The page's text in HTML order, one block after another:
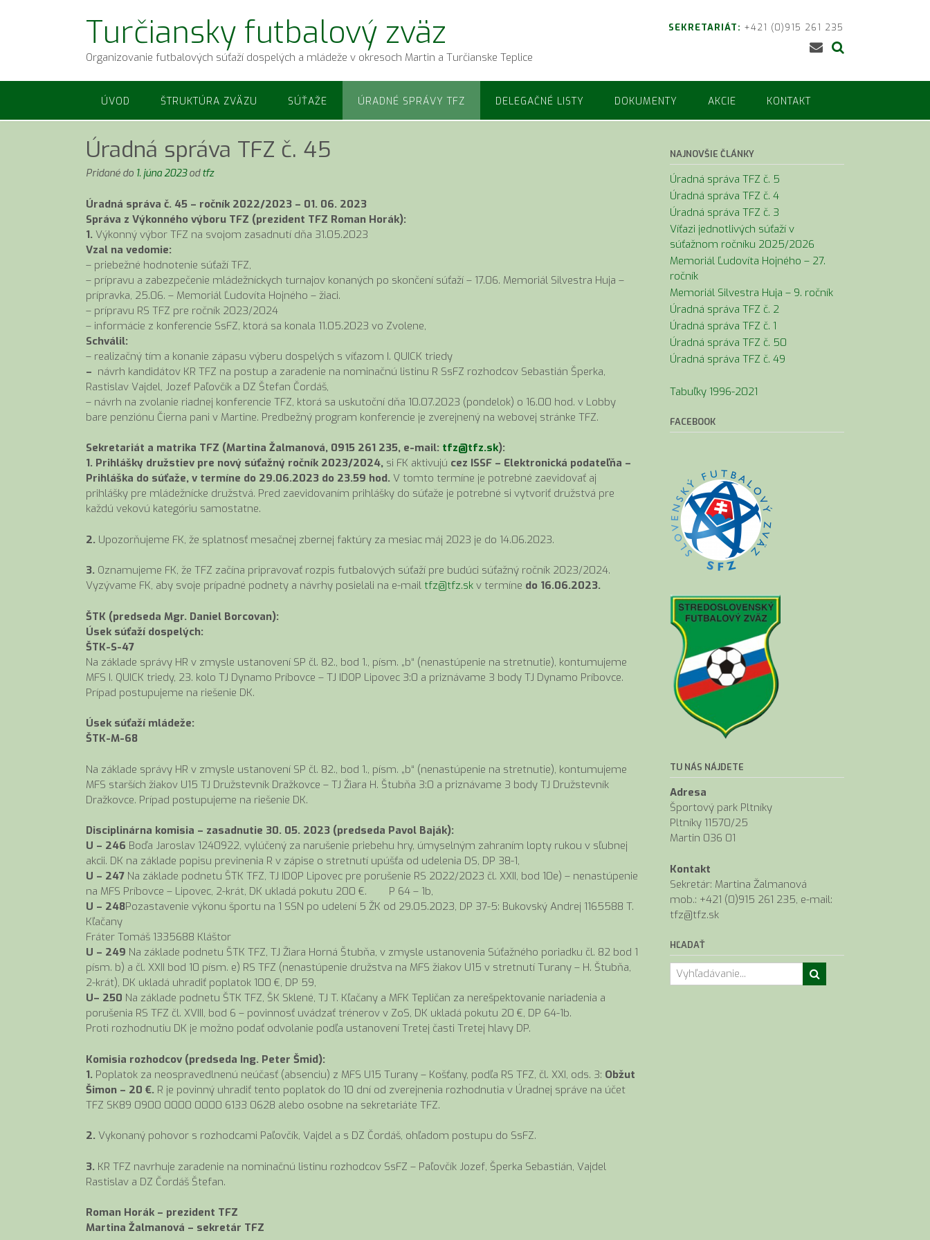
Turčiansky futbalový zväz
Organizovanie futbalových súťaží dospelých a mládeže v okresoch Martin a Turčianske Teplice
SEKRETARIÁT: +421 (0)915 261 235
ÚVOD ŠTRUKTÚRA ZVÄZU SÚŤAŽE ÚRADNÉ SPRÁVY TFZ DELEGAČNÉ LISTY DOKUMENTY AKCIE KONTAKT
Úradná správa TFZ č. 45
Pridané do 1. júna 2023odtfz
Úradná správa č. 45 – ročník 2022/2023 – 01. 06. 2023
Správa z Výkonného výboru TFZ (prezident TFZ Roman Horák):
1. Výkonný výbor TFZ na svojom zasadnutí dňa 31.05.2023
Vzal na vedomie:
– priebežné hodnotenie súťaží TFZ,
– prípravu a zabezpečenie mládežníckych turnajov konaných po skončení súťaží – 17.06. Memoriál Silvestra Huja –
prípravka, 25.06. – Memoriál Ľudovíta Hojného – žiaci.
– prípravu RS TFZ pre ročník 2023/2024
– informácie z konferencie SsFZ, ktorá sa konala 11.05.2023 vo Zvolene,
Schválil:
– realizačný tím a konanie zápasu výberu dospelých s víťazom I. QUICK triedy
– návrh kandidátov KR TFZ na postup a zaradenie na nominačnú listinu R SsFZ rozhodcov Sebastián Šperka,
Rastislav Vajdel, Jozef Paľovčík a DZ Štefan Čordáš,
– návrh na zvolanie riadnej konferencie TFZ, ktorá sa uskutoční dňa 10.07.2023 (pondelok) o 16.00 hod. v Lobby
bare penziónu Čierna pani v Martine. Predbežný program konferencie je zverejnený na webovej stránke TFZ.
Sekretariát a matrika TFZ (Martina Žalmanová, 0915 261 235, e-mail: tfz@tfz.sk):
1. Prihlášky družstiev pre nový súťažný ročník 2023/2024, si FK aktivujú cez ISSF – Elektronická podateľňa –
Prihláška do súťaže, v termíne do 29.06.2023 do 23.59 hod. V tomto termíne je potrebné zaevidovať aj
prihlášky pre mládežnícke družstvá. Pred zaevidovaním prihlášky do súťaže je potrebné si vytvoriť družstvá pre
každú vekovú kategóriu samostatne.
2. Upozorňujeme FK, že splatnosť mesačnej zbernej faktúry za mesiac máj 2023 je do 14.06.2023.
3. Oznamujeme FK, že TFZ začína pripravovať rozpis futbalových súťaží pre budúci súťažný ročník 2023/2024.
Vyzývame FK, aby svoje prípadné podnety a návrhy posielali na e-mail tfz@tfz.sk v termíne do 16.06.2023.
ŠTK (predseda Mgr. Daniel Borcovan):
Úsek súťaží dospelých:
ŠTK-S-47
Na základe správy HR v zmysle ustanovení SP čl. 82., bod 1., písm. „b“ (nenastúpenie na stretnutie), kontumujeme
MFS I. QUICK triedy, 23. kolo TJ Dynamo Príbovce – TJ IDOP Lipovec 3:0 a priznávame 3 body TJ Dynamo Príbovce.
Prípad postupujeme na riešenie DK.
Úsek súťaží mládeže:
ŠTK-M-68
Na základe správy HR v zmysle ustanovení SP čl. 82., bod 1., písm. „b“ (nenastúpenie na stretnutie), kontumujeme
MFS starších žiakov U15 TJ Družstevník Dražkovce – TJ Žiara H. Štubňa 3:0 a priznávame 3 body TJ Družstevník
Dražkovce. Prípad postupujeme na riešenie DK.
Disciplinárna komisia – zasadnutie 30. 05. 2023 (predseda Pavol Baják):
U – 246 Boďa Jaroslav 1240922, vylúčený za narušenie priebehu hry, úmyselným zahraním lopty rukou v sľubnej
akcii. DK na základe popisu previnenia R v zápise o stretnutí upúšťa od udelenia DS, DP 38-1,
U – 247 Na základe podnetu ŠTK TFZ, TJ IDOP Lipovec pre porušenie RS 2022/2023 čl. XXII, bod 10e) – nenastúpenie
na MFS Príbovce – Lipovec, 2-krát, DK ukladá pokutu 200 €. P 64 – 1b,
U – 248Pozastavenie výkonu športu na 1 SSN po udelení 5 ŽK od 29.05.2023, DP 37-5: Bukovský Andrej 1165588 T.
Kľačany
Fráter Tomáš 1335688 Kláštor
U – 249 Na základe podnetu ŠTK TFZ, TJ Žiara Horná Štubňa, v zmysle ustanovenia Súťažného poriadku čl. 82 bod 1
písm. b) a čl. XXII bod 10 písm. e) RS TFZ (nenastúpenie družstva na MFS žiakov U15 v stretnutí Turany – H. Štubňa,
2-krát), DK ukladá uhradiť poplatok 100 €, DP 59,
U– 250 Na základe podnetu ŠTK TFZ, ŠK Sklené, TJ T. Kľačany a MFK Tepličan za nerešpektovanie nariadenia a
porušenia RS TFZ čl. XVIII, bod 6 – povinnosť uvádzať trénerov v ZoS, DK ukladá pokutu 20 €, DP 64-1b.
Proti rozhodnutiu DK je možno podať odvolanie podľa ustanovení Tretej časti Tretej hlavy DP.
Komisia rozhodcov (predseda Ing. Peter Šmid):
1. Poplatok za neospravedlnenú neúčasť (absenciu) z MFS U15 Turany – Košťany, podľa RS TFZ, čl. XXI, ods. 3: Obžut
Šimon – 20 €. R je povinný uhradiť tento poplatok do 10 dní od zverejnenia rozhodnutia v Úradnej správe na účet
TFZ SK89 0900 0000 0000 6133 0628 alebo osobne na sekretariáte TFZ.
2. Vykonaný pohovor s rozhodcami Paľovčík, Vajdel a s DZ Čordáš, ohľadom postupu do SsFZ.
3. KR TFZ navrhuje zaradenie na nominačnú listinu rozhodcov SsFZ – Paľovčík Jozef, Šperka Sebastián, Vajdel
Rastislav a DZ Čordáš Štefan.
Roman Horák – prezident TFZ
Martina Žalmanová – sekretár TFZ
NAJNOVŠIE ČLÁNKY
Úradná správa TFZ č. 5
Úradná správa TFZ č. 4
Úradná správa TFZ č. 3
Víťazi jednotlivých súťaží v
súťažnom ročníku 2025/2026
Memoriál Ľudovíta Hojného – 27.
ročník
Memoriál Silvestra Huja – 9. ročník
Úradná správa TFZ č. 2
Úradná správa TFZ č. 1
Úradná správa TFZ č. 50
Úradná správa TFZ č. 49
Tabuľky 1996-2021
FACEBOOK
TU NÁS NÁJDETE
Adresa
Športový park Pltníky
Pltníky 11570/25
Martin 036 01
Kontakt
Sekretár: Martina Žalmanová
mob.: +421 (0)915 261 235, e-mail:
tfz@tfz.sk
HĽADAŤ